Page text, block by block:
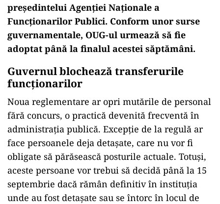
președintelui Agenției Naționale a
Funcționarilor Publici. Conform unor surse
guvernamentale, OUG-ul urmează să fie
adoptat până la finalul acestei săptămâni.
Guvernul blochează transferurile
funcţionarilor
Noua reglementare ar opri mutările de personal
fără concurs, o practică devenită frecventă în
administrația publică. Excepție de la regulă ar
face persoanele deja detașate, care nu vor fi
obligate să părăsească posturile actuale. Totuși,
aceste persoane vor trebui să decidă până la 15
septembrie dacă rămân definitiv în instituția
unde au fost detașate sau se întorc în locul de